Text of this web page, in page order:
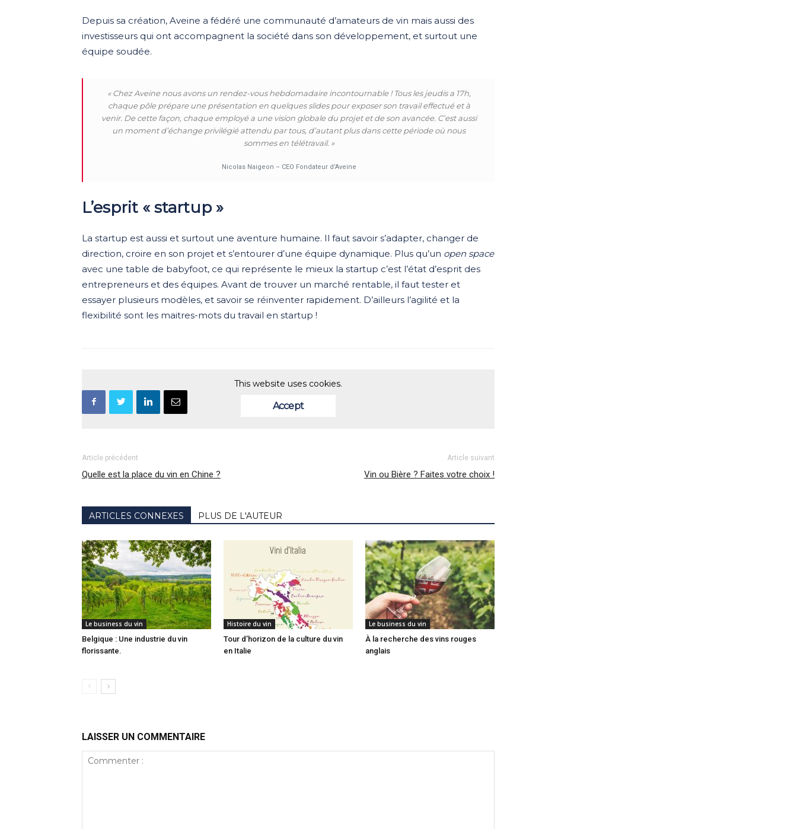
Depuis sa création, Aveine a fédéré une communauté d’amateurs de vin mais aussi des
investisseurs qui ont accompagnent la société dans son développement, et surtout une
équipe soudée.
« Chez Aveine nous avons un rendez-vous hebdomadaire incontournable ! Tous les jeudis a 17h,
chaque pôle prépare une présentation en quelques slides pour exposer son travail effectué et à
venir. De cette façon, chaque employé a une vision globale du projet et de son avancée. C’est aussi
un moment d’échange privilégié attendu par tous, d’autant plus dans cette période où nous
sommes en télétravail. »
Nicolas Naigeon – CEO Fondateur d’Aveine
L’esprit « startup »
La startup est aussi et surtout une aventure humaine. Il faut savoir s’adapter, changer de
direction, croire en son projet et s’entourer d’une équipe dynamique. Plus qu’un open space
avec une table de babyfoot, ce qui représente le mieux la startup c’est l’état d’esprit des
entrepreneurs et des équipes. Avant de trouver un marché rentable, il faut tester et
essayer plusieurs modèles, et savoir se réinventer rapidement. D’ailleurs l’agilité et la
flexibilité sont les maitres-mots du travail en startup !
This website uses cookies.
Accept
Article précédent
Quelle est la place du vin en Chine ?
Article suivant
Vin ou Bière ? Faites votre choix !
ARTICLES CONNEXES PLUS DE L'AUTEUR
Le business du vin
Belgique : Une industrie du vin
florissante.
Histoire du vin
Tour d’horizon de la culture du vin
en Italie
Le business du vin
À la recherche des vins rouges
anglais
LAISSER UN COMMENTAIRE